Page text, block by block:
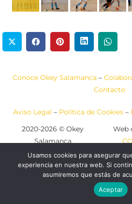
Conoce Okey Salamanca –
Contacto
Aviso Legal – Política de Cookies–
2020-2026 © Okey
Salamanca
Web
Usamos cookies para asegurar
experiencia en nuestra web. Si
asumiremos que estás de
Aceptar